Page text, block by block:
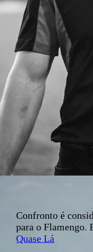
Confronto é
para o Flamengo.
Quase Lá